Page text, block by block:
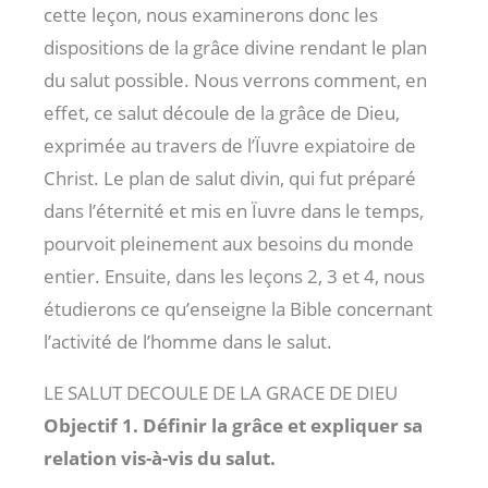
cette leçon, nous examinerons donc les
dispositions de la grâce divine rendant le plan
du salut possible. Nous verrons comment, en
effet, ce salut découle de la grâce de Dieu,
exprimée au travers de l’Ïuvre expiatoire de
Christ. Le plan de salut divin, qui fut préparé
dans l’éternité et mis en Ïuvre dans le temps,
pourvoit pleinement aux besoins du monde
entier. Ensuite, dans les leçons 2, 3 et 4, nous
étudierons ce qu’enseigne la Bible concernant
l’activité de l’homme dans le salut.
LE SALUT DECOULE DE LA GRACE DE DIEU
Objectif 1. Définir la grâce et expliquer sa
relation vis-à-vis du salut.